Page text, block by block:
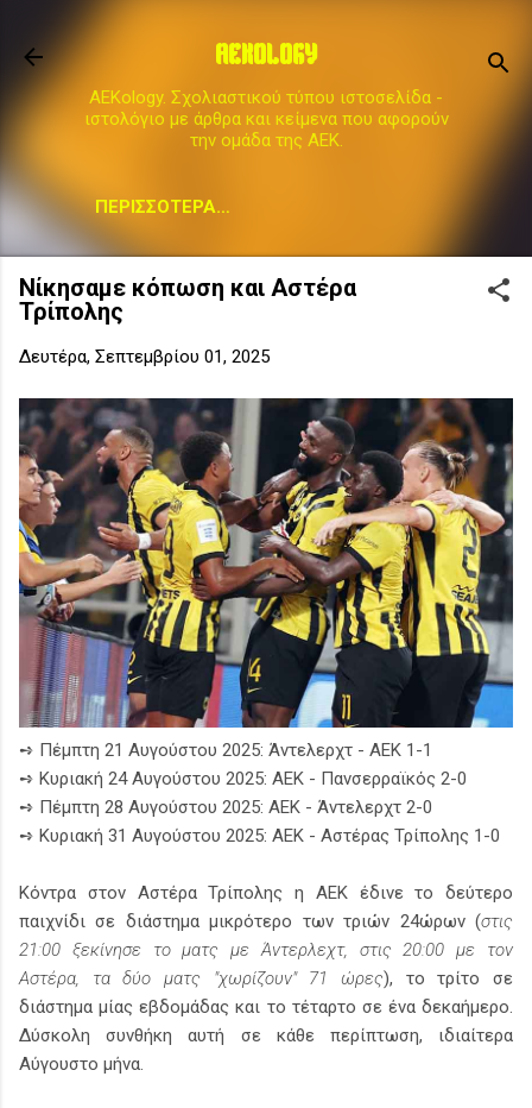
AEKOLOGY
AEKology. Σχολιαστικού τύπου ιστοσελίδα -
ιστολόγιο με άρθρα και κείμενα που αφορούν
την ομάδα της ΑΕΚ.
ΠΕΡΙΣΣΌΤΕΡΑ…
Νίκησαμε κόπωση και Αστέρα
Τρίπολης
Δευτέρα, Σεπτεμβρίου 01, 2025
➺ Πέμπτη 21 Αυγούστου 2025: Άντελερχτ - ΑΕΚ 1-1
➺ Κυριακή 24 Αυγούστου 2025: ΑΕΚ - Πανσερραϊκός 2-0
➺ Πέμπτη 28 Αυγούστου 2025: ΑΕΚ - Άντελερχτ 2-0
➺ Κυριακή 31 Αυγούστου 2025: ΑΕΚ - Αστέρας Τρίπολης 1-0
Κόντρα στον Αστέρα Τρίπολης η ΑΕΚ έδινε το δεύτερο
παιχνίδι σε διάστημα μικρότερο των τριών 24ώρων (στις
21:00 ξεκίνησε το ματς με Άντερλεχτ, στις 20:00 με τον
Αστέρα, τα δύο ματς "χωρίζουν" 71 ώρες), το τρίτο σε
διάστημα μίας εβδομάδας και το τέταρτο σε ένα δεκαήμερο.
Δύσκολη συνθήκη αυτή σε κάθε περίπτωση, ιδιαίτερα
Αύγουστο μήνα.